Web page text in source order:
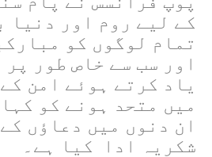
کے لیے روم اور دنیا
تمام لوگوں کو
اور سب سے خاص طور پر
یاد کرتے ہوئے امن
میں متحد ہونے کو
ان دنوں میں دعاؤں
شکریہ ادا
کیا ہے۔